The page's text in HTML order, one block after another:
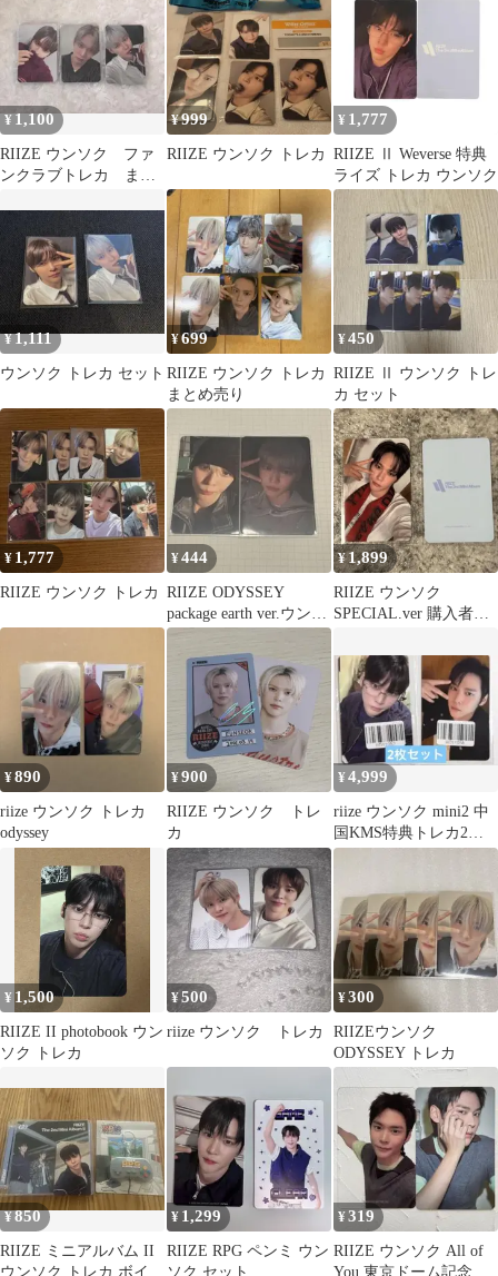
¥1,100
RIIZE ウンソク ファ
ンクラブトレカ まと
¥999
RIIZE ウンソク トレカ
¥ 1,777
RIIZE Ⅱ Weverse 特典
ライズ トレカ ウンソク
¥1,111
ウンソク トレカ セット
¥699
RIIZE ウンソク トレカ
まとめ売り
¥450
RIIZE Ⅱ ウンソク トレ
カ セット
¥ 1,777
RIIZE ウンソク トレカ
¥444
RIIZE ODYSSEY
package earth ver.ウンソ
ク
¥1,899
RIIZE ウンソク
SPECIAL.ver 購入者限
¥890
riize ウンソク トレカ
odyssey
¥900
RIIZE ウンソク トレ
カ
¥4,999
riize ウンソク mini2 中
国KMS特典トレカ2枚
セット
¥ 1,500
RIIZE II photobook ウン
ソク トレカ
¥500
riize ウンソク トレカ
¥300
RIIZEウンソク
ODYSSEY トレカ
¥850
RIIZE ミニアルバム II
ウンソク トレカ ボイス
¥ 1,299
RIIZE RPG ペンミ ウン
ソク セット
¥319
RIIZE ウンソク All of
You 東京ドーム記念盤